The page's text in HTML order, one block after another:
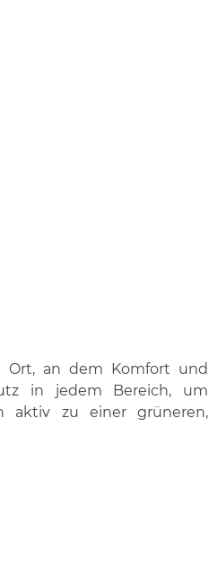
Ort, an dem Komfort und
in jedem Bereich, um
aktiv zu einer grüneren,